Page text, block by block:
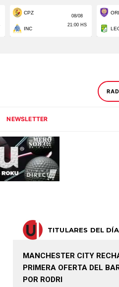
NEWSLETTER
TITULARES DEL DÍA
MANCHESTER CITY
PRIMERA OFERTA DEL
POR RODRI